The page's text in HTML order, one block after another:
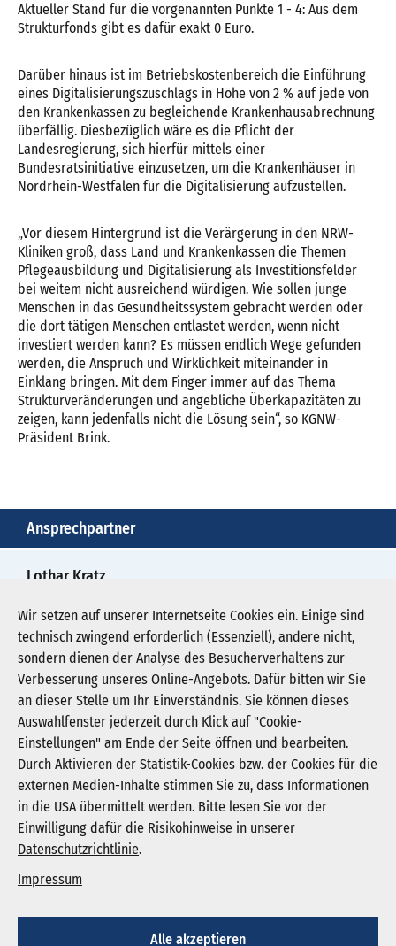
Wir setzen auf unserer Internetseite Cookies ein. Einige sind
technisch zwingend erforderlich (Essenziell), andere nicht,
sondern dienen der Analyse des Besucherverhaltens zur
Verbesserung unseres Online-Angebots. Dafür bitten wir Sie
an dieser Stelle um Ihr Einverständnis. Sie können dieses
Auswahlfenster jederzeit durch Klick auf "Cookie-
Einstellungen" am Ende der Seite öffnen und bearbeiten.
Durch Aktivieren der Statistik-Cookies bzw. der Cookies für die
externen Medien-Inhalte stimmen Sie zu, dass Informationen
in die USA übermittelt werden. Bitte lesen Sie vor der
Einwilligung dafür die Risikohinweise in unserer
Datenschutzrichtlinie.
Impressum
Alle akzeptieren
Aktueller Stand für die vorgenannten Punkte 1 - 4: Aus dem
Strukturfonds gibt es dafür exakt 0 Euro.
Darüber hinaus ist im Betriebskostenbereich die Einführung
eines Digitalisierungszuschlags in Höhe von 2 % auf jede von
den Krankenkassen zu begleichende Krankenhausabrechnung
überfällig. Diesbezüglich wäre es die Pflicht der
Landesregierung, sich hierfür mittels einer
Bundesratsinitiative einzusetzen, um die Krankenhäuser in
Nordrhein-Westfalen für die Digitalisierung aufzustellen.
„Vor diesem Hintergrund ist die Verärgerung in den NRW-
Kliniken groß, dass Land und Krankenkassen die Themen
Pflegeausbildung und Digitalisierung als Investitionsfelder
bei weitem nicht ausreichend würdigen. Wie sollen junge
Menschen in das Gesundheitssystem gebracht werden oder
die dort tätigen Menschen entlastet werden, wenn nicht
investiert werden kann? Es müssen endlich Wege gefunden
werden, die Anspruch und Wirklichkeit miteinander in
Einklang bringen. Mit dem Finger immer auf das Thema
Strukturveränderungen und angebliche Überkapazitäten zu
zeigen, kann jedenfalls nicht die Lösung sein“, so KGNW-
Präsident Brink.
Ansprechpartner
Lothar Kratz
0211/4781970
presse@kgnw.de
Newsletter abonnieren
Registrieren
KGNW - Krankenhausgesellschaft Nordrhein-
Westfalen e. V.
Humboldtstraße 31,